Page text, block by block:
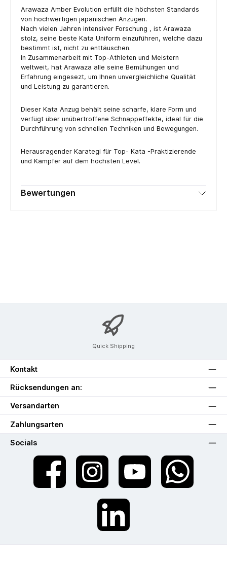
Arawaza Amber Evolution erfüllt die höchsten Standards
von hochwertigen japanischen Anzügen.
Nach vielen Jahren intensiver Forschung , ist Arawaza
stolz, seine beste Kata Uniform einzuführen, welche dazu
bestimmt ist, nicht zu enttäuschen.
In Zusammenarbeit mit Top-Athleten und Meistern
weltweit, hat Arawaza alle seine Bemühungen und
Erfahrung eingesezt, um Ihnen unvergleichliche Qualität
und Leistung zu garantieren.
Dieser Kata Anzug behält seine scharfe, klare Form und
verfügt über unübertroffene Schnappeffekte, ideal für die
Durchführung von schnellen Techniken und Bewegungen.
Herausragender Karategi für Top- Kata -Praktizierende
und Kämpfer auf dem höchsten Level.
Bewertungen
Quick Shipping
Kontakt
Rücksendungen an:
Versandarten
Zahlungsarten
Socials
Facebook Instagram YouTube WhatsApp
LinkedIn